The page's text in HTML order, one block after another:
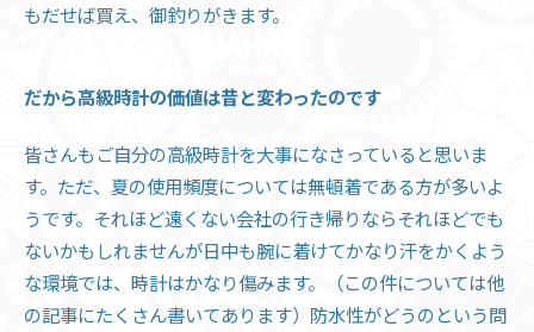
もだせば買え、御釣りがきます。
だから高級時計の価値は昔と変わったのです
皆さんもご自分の高級時計を大事になさっていると思いま
す。ただ、夏の使用頻度については無頓着である方が多いよ
うです。それほど遠くない会社の行き帰りならそれほどでも
ないかもしれませんが日中も腕に着けてかなり汗をかくよう
な環境では、時計はかなり傷みます。（この件については他
の記事にたくさん書いてあります）防水性がどうのという問